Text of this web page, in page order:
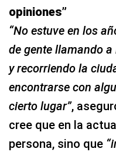
opiniones”
“No estuve en los
de gente llamando
y recorriendo la
encontrarse con
cierto lugar”,
cree que en la
persona, sino que